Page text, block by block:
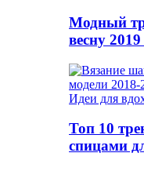
Модный
весну 2019
Идеи для
Топ 10
спицами